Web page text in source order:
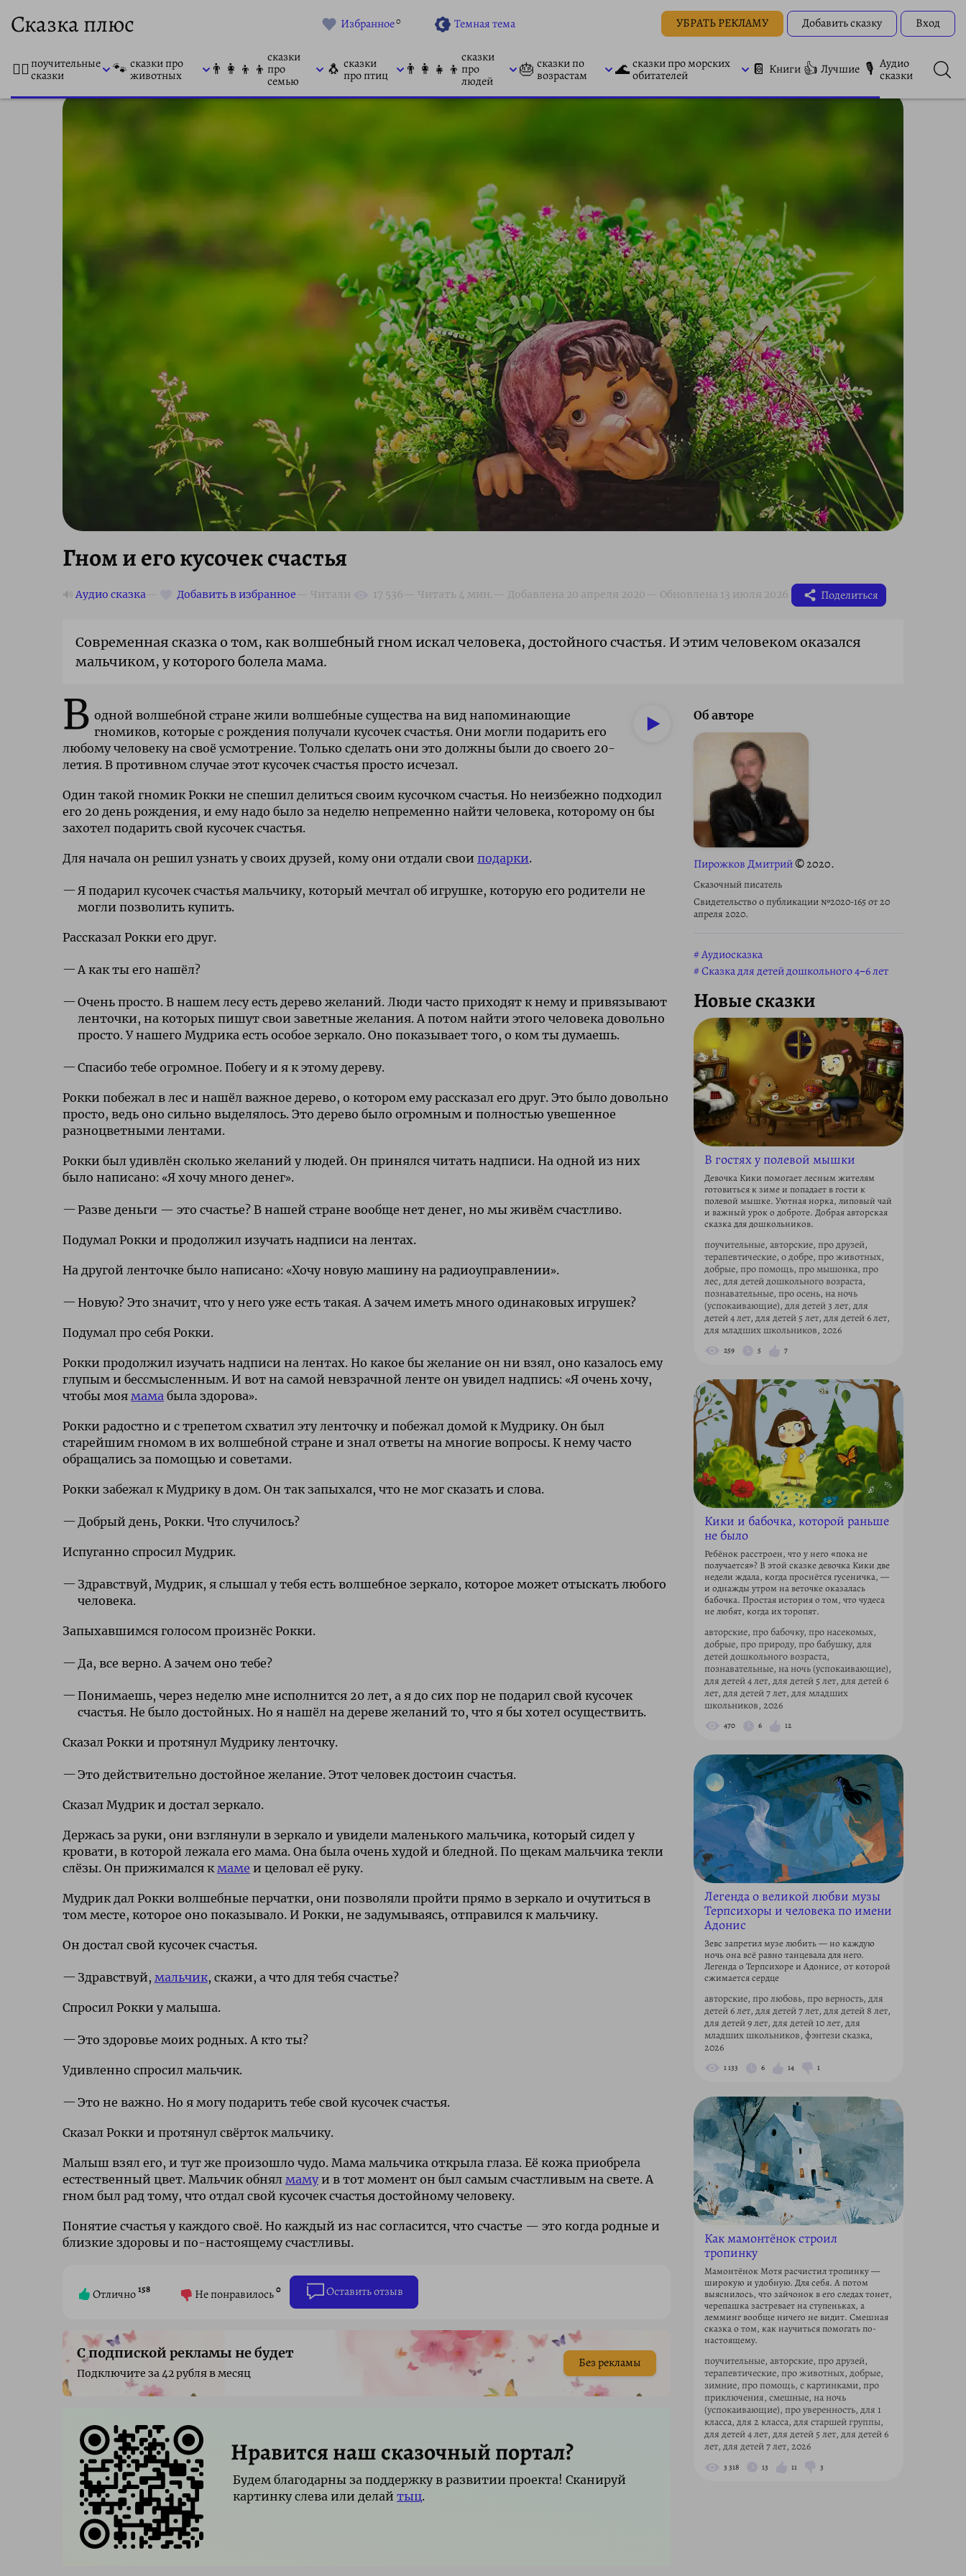
Сказка плюс Избранное0 Темная тема УБРАТЬ РЕКЛАМУ Добавить сказку Вход
👨‍⚕️поучительные
сказки 🐾 сказки про
животных 👨‍👩‍👦‍👦
сказки
про
семью
🐧 сказки
про птиц 👨‍👩‍👧‍👦
сказки
про
людей
🎂 сказки по
возрастам 🌊сказки про морских
обитателей 📔 Книги 👍 Лучшие 🎙 Аудио
сказки
Гном и его кусочек счастья
🔊 Аудио сказка Поделиться
Современная сказка о том, как волшебный гном искал человека, достойного счастья. И этим человеком оказался
мальчиком, у которого болела мама.
В одной волшебной стране жили волшебные существа на вид напоминающие
гномиков, которые с рождения получали кусочек счастья. Они могли подарить его
любому человеку на своё усмотрение. Только сделать они это должны были до своего 20-
летия. В противном случае этот кусочек счастья просто исчезал.
Один такой гномик Рокки не спешил делиться своим кусочком счастья. Но неизбежно подходил
его 20 день рождения, и ему надо было за неделю непременно найти человека, которому он бы
захотел подарить свой кусочек счастья.
Для начала он решил узнать у своих друзей, кому они отдали свои подарки.
Я подарил кусочек счастья мальчику, который мечтал об игрушке, которую его родители не
могли позволить купить.
Рассказал Рокки его друг.
А как ты его нашёл?
Очень просто. В нашем лесу есть дерево желаний. Люди часто приходят к нему и привязывают
ленточки, на которых пишут свои заветные желания. А потом найти этого человека довольно
просто. У нашего Мудрика есть особое зеркало. Оно показывает того, о ком ты думаешь.
Спасибо тебе огромное. Побегу и я к этому дереву.
Рокки побежал в лес и нашёл важное дерево, о котором ему рассказал его друг. Это было довольно
просто, ведь оно сильно выделялось. Это дерево было огромным и полностью увешенное
разноцветными лентами.
Рокки был удивлён сколько желаний у людей. Он принялся читать надписи. На одной из них
было написано: «Я хочу много денег».
Разве деньги — это счастье? В нашей стране вообще нет денег, но мы живём счастливо.
Подумал Рокки и продолжил изучать надписи на лентах.
На другой ленточке было написано: «Хочу новую машину на радиоуправлении».
Новую? Это значит, что у него уже есть такая. А зачем иметь много одинаковых игрушек?
Подумал про себя Рокки.
Рокки продолжил изучать надписи на лентах. Но какое бы желание он ни взял, оно казалось ему
глупым и бессмысленным. И вот на самой невзрачной ленте он увидел надпись: «Я очень хочу,
чтобы моя мама была здорова».
Рокки радостно и с трепетом схватил эту ленточку и побежал домой к Мудрику. Он был
старейшим гномом в их волшебной стране и знал ответы на многие вопросы. К нему часто
обращались за помощью и советами.
Рокки забежал к Мудрику в дом. Он так запыхался, что не мог сказать и слова.
Добрый день, Рокки. Что случилось?
Испуганно спросил Мудрик.
Здравствуй, Мудрик, я слышал у тебя есть волшебное зеркало, которое может отыскать любого
человека.
Запыхавшимся голосом произнёс Рокки.
Да, все верно. А зачем оно тебе?
Понимаешь, через неделю мне исполнится 20 лет, а я до сих пор не подарил свой кусочек
счастья. Не было достойных. Но я нашёл на дереве желаний то, что я бы хотел осуществить.
Сказал Рокки и протянул Мудрику ленточку.
Это действительно достойное желание. Этот человек достоин счастья.
Сказал Мудрик и достал зеркало.
Держась за руки, они взглянули в зеркало и увидели маленького мальчика, который сидел у
кровати, в которой лежала его мама. Она была очень худой и бледной. По щекам мальчика текли
слёзы. Он прижимался кмаме и целовал её руку.
Мудрик дал Рокки волшебные перчатки, они позволяли пройти прямо в зеркало и очутиться в
том месте, которое оно показывало. И Рокки, не задумываясь, отправился к мальчику.
Он достал свой кусочек счастья.
Здравствуй, мальчик, скажи, а что для тебя счастье?
Спросил Рокки у малыша.
Это здоровье моих родных. А кто ты?
Удивленно спросил мальчик.
Это не важно. Но я могу подарить тебе свой кусочек счастья.
Сказал Рокки и протянул свёрток мальчику.
Малыш взял его, и тут же произошло чудо. Мама мальчика открыла глаза. Её кожа приобрела
естественный цвет. Мальчик обнял маму и в тот момент он был самым счастливым на свете. А
гном был рад тому, что отдал свой кусочек счастья достойному человеку.
Понятие счастья у каждого своё. Но каждый из нас согласится, что счастье — это когда родные и
близкие здоровы и по-настоящему счастливы.
Отлично158 Не понравилось0 Оставить отзыв
С подпиской рекламы не будет
Подключите за 42 рубля в месяц
Без рекламы
Нравится наш сказочный портал?
Будем благодарны за поддержку в развитии проекта! Сканируй
картинку слева или делай тыц.
Об авторе
Пирожков Дмитрий© 2020.
Сказочный писатель
Свидетельство о публикации №2020-165 от 20
апреля 2020.
Аудиосказка
Сказка для детей дошкольного 4–6 лет
Новые сказки
В гостях у полевой мышки
Девочка Кики помогает лесным жителям
готовиться к зиме и попадает в гости к
полевой мышке. Уютная норка, липовый чай
и важный урок о доброте. Добрая авторская
сказка для дошкольников.
поучительные, авторские, про друзей,
терапевтические, о добре, про животных,
добрые, про помощь, про мышонка, про
лес, для детей дошкольного возраста,
познавательные, про осень, на ночь
(успокаивающие), для детей 3 лет, для
детей 4 лет, для детей 5 лет, для детей 6 лет,
для младших школьников, 2026
259 5 7
Кики и бабочка, которой раньше
не было
Ребёнок расстроен, что у него «пока не
получается»? В этой сказке девочка Кики две
недели ждала, когда проснётся гусеничка, —
и однажды утром на веточке оказалась
бабочка. Простая история о том, что чудеса
не любят, когда их торопят.
авторские, про бабочку, про насекомых,
добрые, про природу, про бабушку, для
детей дошкольного возраста,
познавательные, на ночь (успокаивающие),
для детей 4 лет, для детей 5 лет, для детей 6
лет, для детей 7 лет, для младших
школьников, 2026
470 6 12
Легенда о великой любви музы
Терпсихоры и человека по имени
Адонис
Зевс запретил музе любить — но каждую
ночь она всё равно танцевала для него.
Легенда о Терпсихоре и Адонисе, от которой
сжимается сердце
авторские, про любовь, про верность, для
детей 6 лет, для детей 7 лет, для детей 8 лет,
для детей 9 лет, для детей 10 лет, для
младших школьников, фэнтези сказка,
2026
1 133 6 14 1
Как мамонтёнок строил
тропинку
Мамонтёнок Мотя расчистил тропинку —
широкую и удобную. Для себя. А потом
выяснилось, что зайчонок в его следах тонет,
черепашка застревает на ступеньках, а
лемминг вообще ничего не видит. Смешная
сказка о том, как научиться помогать по-
настоящему.
поучительные, авторские, про друзей,
терапевтические, про животных, добрые,
зимние, про помощь, с картинками, про
приключения, смешные, на ночь
(успокаивающие), про уверенность, для 1
класса, для 2 класса, для старшей группы,
для детей 4 лет, для детей 5 лет, для детей 6
лет, для детей 7 лет, 2026
3 318 13 11 3